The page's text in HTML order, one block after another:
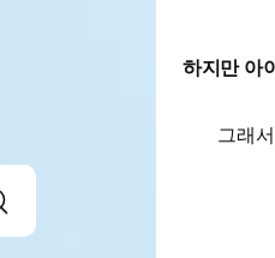
하지만 아
그래